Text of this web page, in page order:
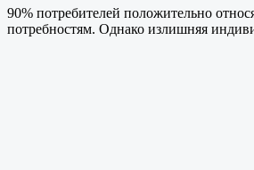
90% потребителей положительно
потребностям. Однако излишняя